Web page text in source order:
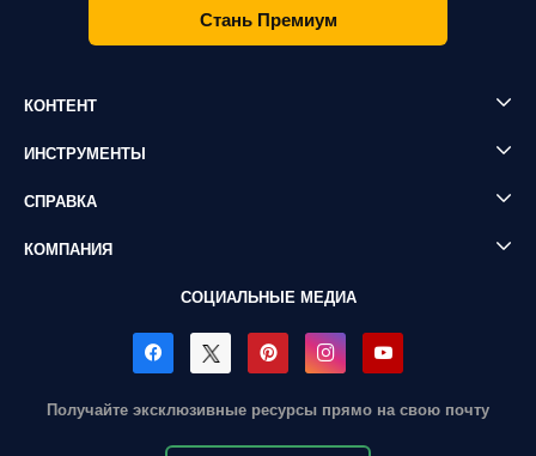
Стань Премиум
КОНТЕНТ
ИНСТРУМЕНТЫ
СПРАВКА
КОМПАНИЯ
СОЦИАЛЬНЫЕ МЕДИА
Получайте эксклюзивные ресурсы прямо на свою почту